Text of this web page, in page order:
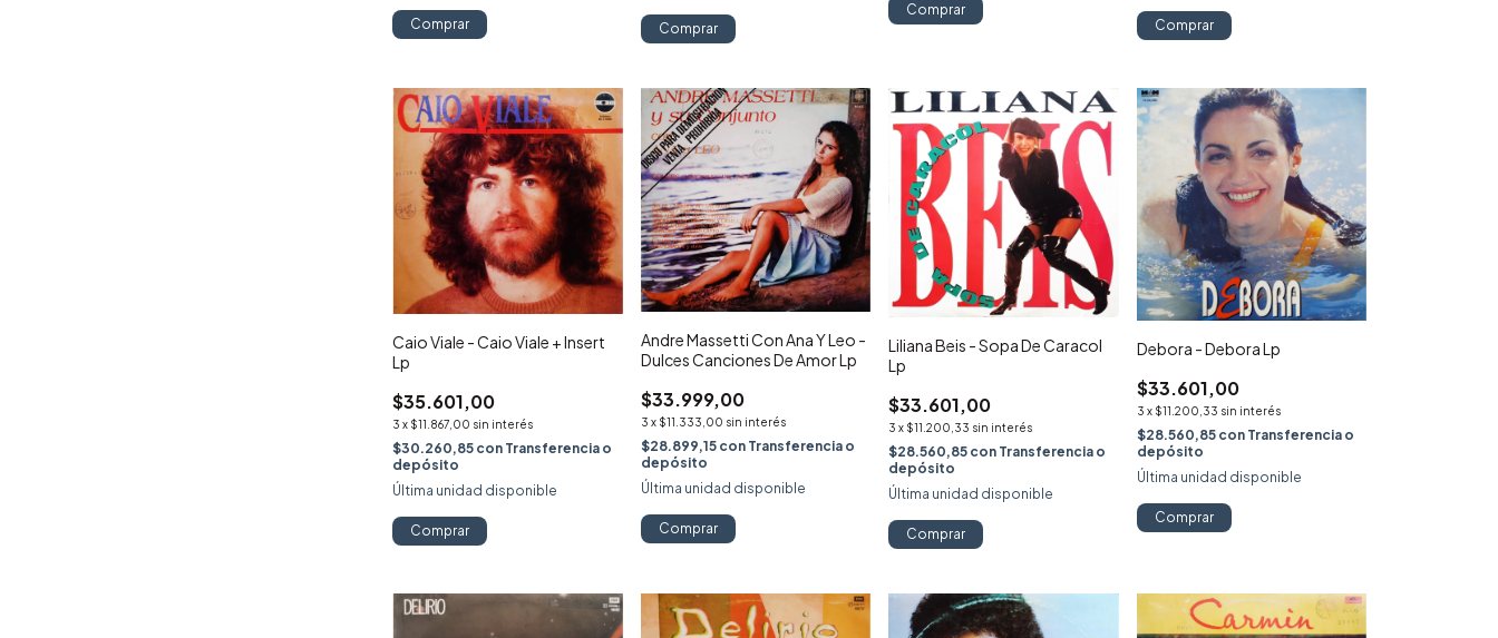
Comprar Comprar
Comprar
Comprar
Caio Viale - Caio Viale + Insert
Lp
$35.601,00
3 x $11.867,00 sin interés
$30.260,85 con Transferencia o
depósito
Última unidad disponible
Comprar
Andre Massetti Con Ana Y Leo -
Dulces Canciones De Amor Lp
$33.999,00
3 x $11.333,00 sin interés
$28.899,15 con Transferencia o
depósito
Última unidad disponible
Comprar
Liliana Beis - Sopa De Caracol
Lp
$33.601,00
3 x $11.200,33 sin interés
$28.560,85 con Transferencia o
depósito
Última unidad disponible
Comprar
Debora - Debora Lp
$33.601,00
3 x $11.200,33 sin interés
$28.560,85 con Transferencia o
depósito
Última unidad disponible
Comprar